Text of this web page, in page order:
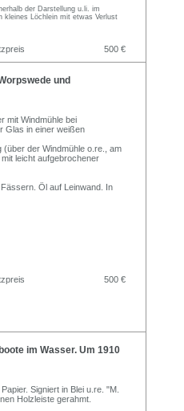
der Darstellung u.li. im
kleines Löchlein mit etwas Verlust
500 €
und
mit Windmühle bei
Glas in einer weißen
(über der Windmühle o.re., am
leicht aufgebrochener
Öl auf Leinwand. In
500 €
im Wasser. Um 1910
Signiert in Blei u.re. "M.
Holzleiste gerahmt.